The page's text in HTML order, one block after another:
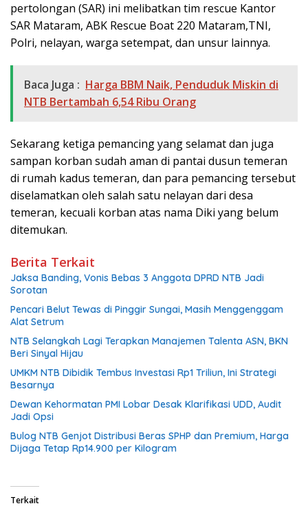
pertolongan (SAR) ini melibatkan tim rescue Kantor
SAR Mataram, ABK Rescue Boat 220 Mataram,TNI,
Polri, nelayan, warga setempat, dan unsur lainnya.
Baca Juga : Harga BBM Naik, Penduduk Miskin di
NTB Bertambah 6,54 Ribu Orang
Sekarang ketiga pemancing yang selamat dan juga
sampan korban sudah aman di pantai dusun temeran
di rumah kadus temeran, dan para pemancing tersebut
diselamatkan oleh salah satu nelayan dari desa
temeran, kecuali korban atas nama Diki yang belum
ditemukan.
Berita Terkait
Jaksa Banding, Vonis Bebas 3 Anggota DPRD NTB Jadi
Sorotan
Pencari Belut Tewas di Pinggir Sungai, Masih Menggenggam
Alat Setrum
NTB Selangkah Lagi Terapkan Manajemen Talenta ASN, BKN
Beri Sinyal Hijau
UMKM NTB Dibidik Tembus Investasi Rp1 Triliun, Ini Strategi
Besarnya
Dewan Kehormatan PMI Lobar Desak Klarifikasi UDD, Audit
Jadi Opsi
Bulog NTB Genjot Distribusi Beras SPHP dan Premium, Harga
Dijaga Tetap Rp14.900 per Kilogram
Terkait